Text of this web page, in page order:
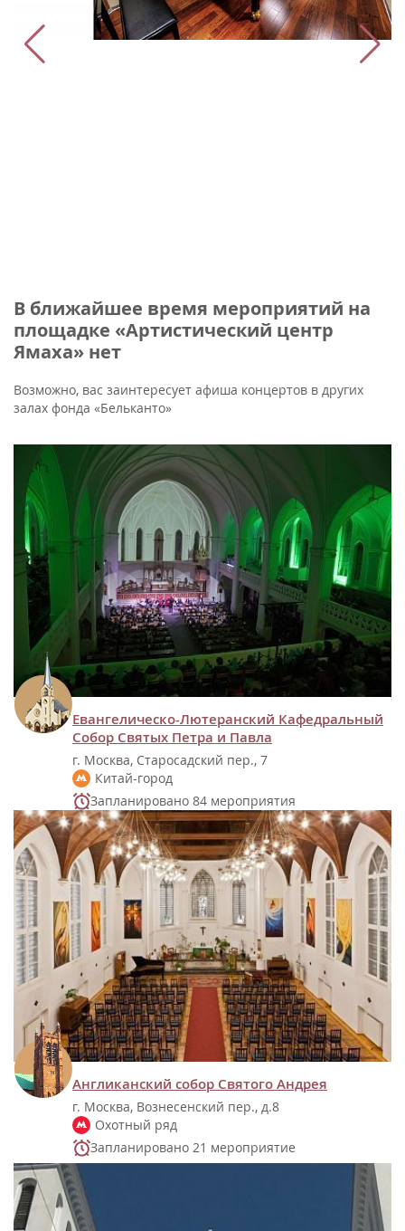
В ближайшее время мероприятий на
площадке «Артистический центр
Ямаха» нет
Возможно, вас заинтересует афиша концертов в других
залах фонда «Бельканто»
Евангелическо-Лютеранский Кафедральный
Собор Святых Петра и Павла
г. Москва, Старосадский пер., 7
Китай-город
Запланировано 84 мероприятия
Англиканский собор Святого Андрея
г. Москва, Вознесенский пер., д.8
Охотный ряд
Запланировано 21 мероприятие